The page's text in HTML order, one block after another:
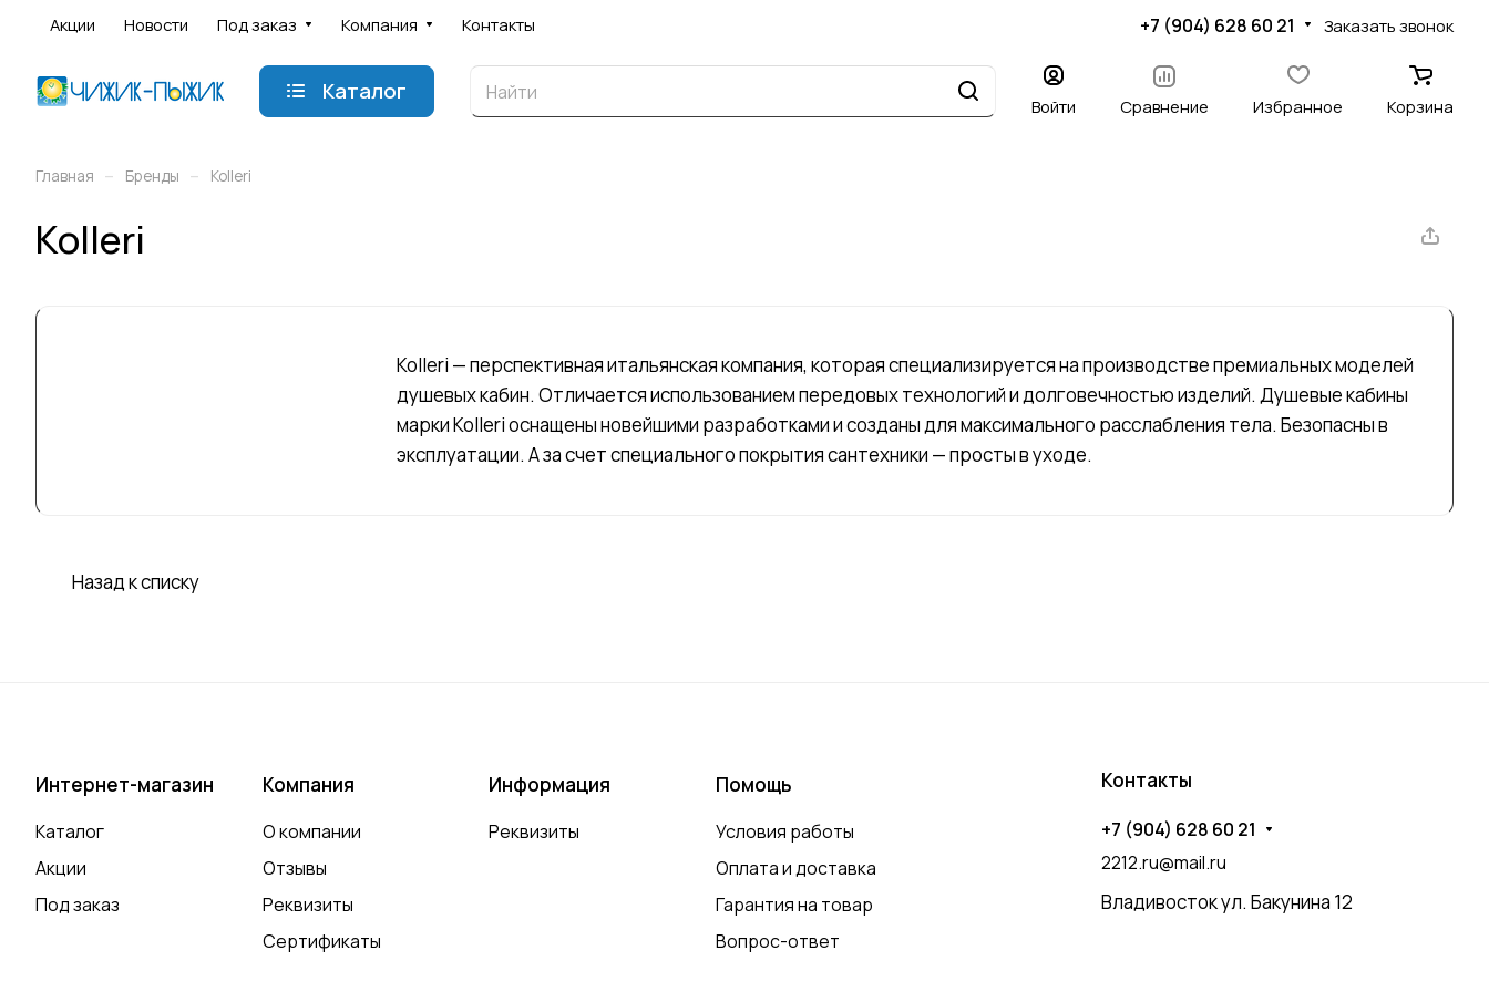
Акции Новости Под заказ Компания Контакты +7 (904) 628 60 21 Заказать звонок
Каталог
Войти Сравнение Избранное Корзина
Главная – Бренды – Kolleri
Kolleri
Kolleri — перспективная итальянская компания, которая специализируется на производстве премиальных моделей
душевых кабин. Отличается использованием передовых технологий и долговечностью изделий. Душевые кабины
марки Kolleri оснащены новейшими разработками и созданы для максимального расслабления тела. Безопасны в
эксплуатации. А за счет специального покрытия сантехники — просты в уходе.
Назад к списку
Интернет-магазин
Каталог
Акции
Под заказ
Компания
О компании
Отзывы
Реквизиты
Сертификаты
Информация
Реквизиты
Помощь
Условия работы
Оплата и доставка
Гарантия на товар
Вопрос-ответ
Контакты
+7 (904) 628 60 21
2212.ru@mail.ru
Владивосток ул. Бакунина 12